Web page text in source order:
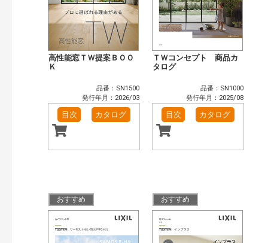
高性能窓ＴＷ提案ＢＯＯ
Ｋ
品番：SN1500
発行年月：2026/03
目次 カタログ
ＴＷコンセプト 商品カ
タログ
品番：SN1000
発行年月：2025/08
目次 カタログ
おすすめ おすすめ